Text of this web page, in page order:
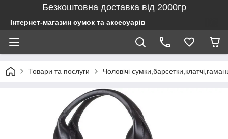
Безкоштовна доставка від 2000гр
Інтернет-магазин сумок та аксесуарів
Товари та послуги Чоловічі